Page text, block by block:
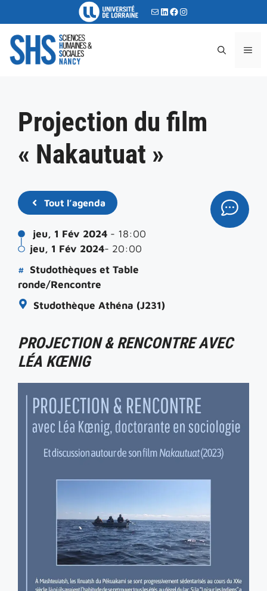
au
contenu
E-mailLinkedIn
Facebook
Instagram
Projection du film
« Nakautuat »
Tout l’agenda
jeu, 1 Fév 2024 - 18:00
jeu, 1 Fév 2024- 20:00
# Studothèques et Table
ronde/Rencontre
Studothèque Athéna (J231)
PROJECTION & RENCONTRE AVEC
LÉA KŒNIG